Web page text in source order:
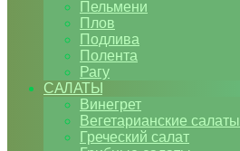
Пельмени
Плов
Подлива
Полента
Рагу
САЛАТЫ
Винегрет
Вегетарианские салаты
Греческий салат